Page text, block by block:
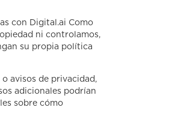
con Digital.ai Como
ni controlamos,
su propia política
avisos de privacidad,
adicionales podrían
sobre cómo